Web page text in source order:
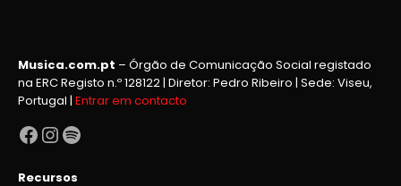
Musica.com.pt – Órgão de Comunicação Social registado
na ERC Registo n.º 128122 | Diretor: Pedro Ribeiro | Sede: Viseu,
Portugal | Entrar em contacto
Facebook
Instagram
Spotify
Recursos